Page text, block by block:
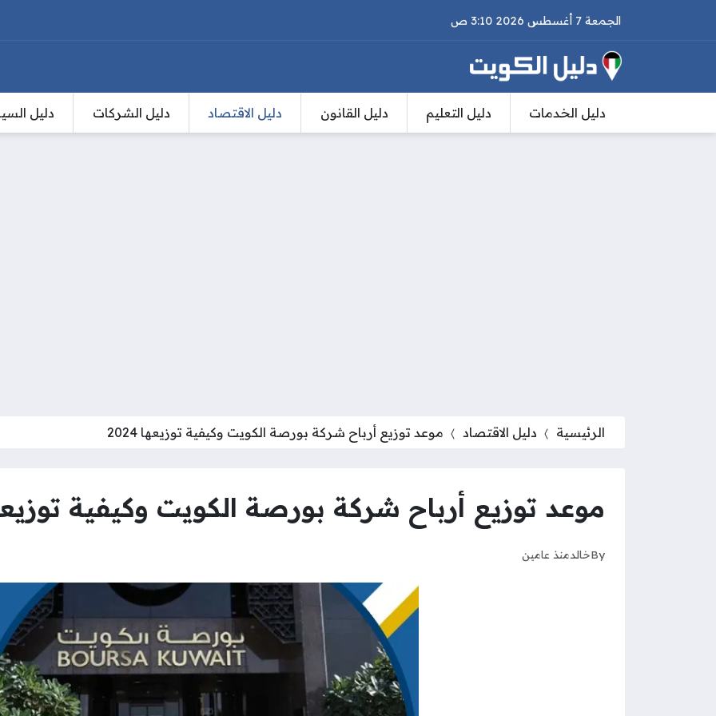
الجمعة 7 أغسطس 2026 3:10 ص
دليل الخدمات دليل التعليم دليل القانون دليل الاقتصاد دليل الشركات دليل
الرئيسية دليل الاقتصاد موعد توزيع أرباح شركة بورصة الكويت وكيفية توزيعها 2024
موعد توزيع أرباح شركة بورصة الكويت وكيفية توزيعها
Byخالدمنذ عامين